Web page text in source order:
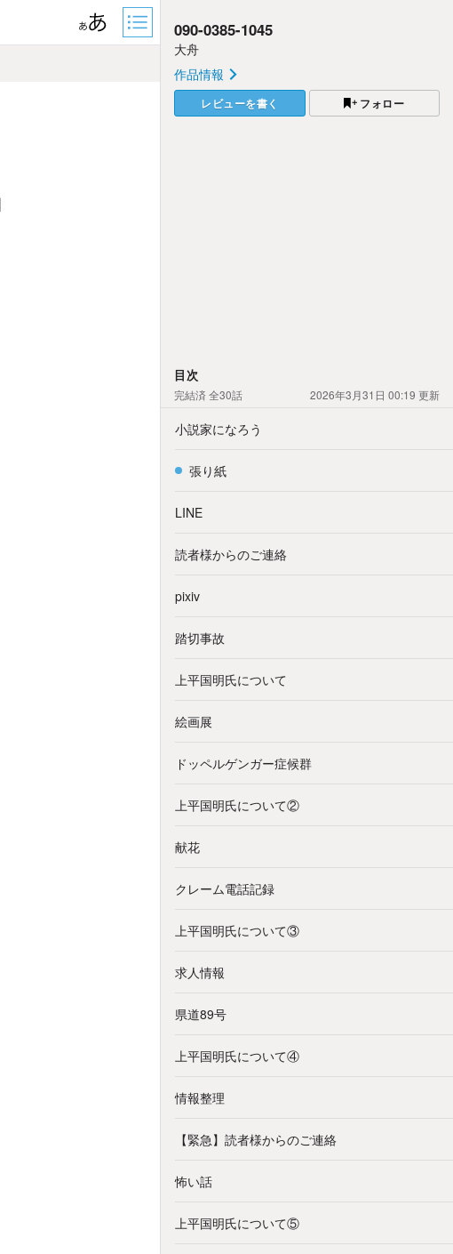
090-0385-1045
大舟
作品情報
レビューを書く フォロー
目次
完結済全30話 2026年3月31日 00:19 更新
小説家になろう
張り紙
LINE
読者様からのご連絡
pixiv
踏切事故
上平国明氏について
絵画展
ドッペルゲンガー症候群
上平国明氏について②
献花
クレーム電話記録
上平国明氏について③
求人情報
県道89号
上平国明氏について④
情報整理
【緊急】読者様からのご連絡
怖い話
上平国明氏について⑤